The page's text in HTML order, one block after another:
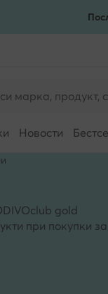
Новости
gold
при покупки